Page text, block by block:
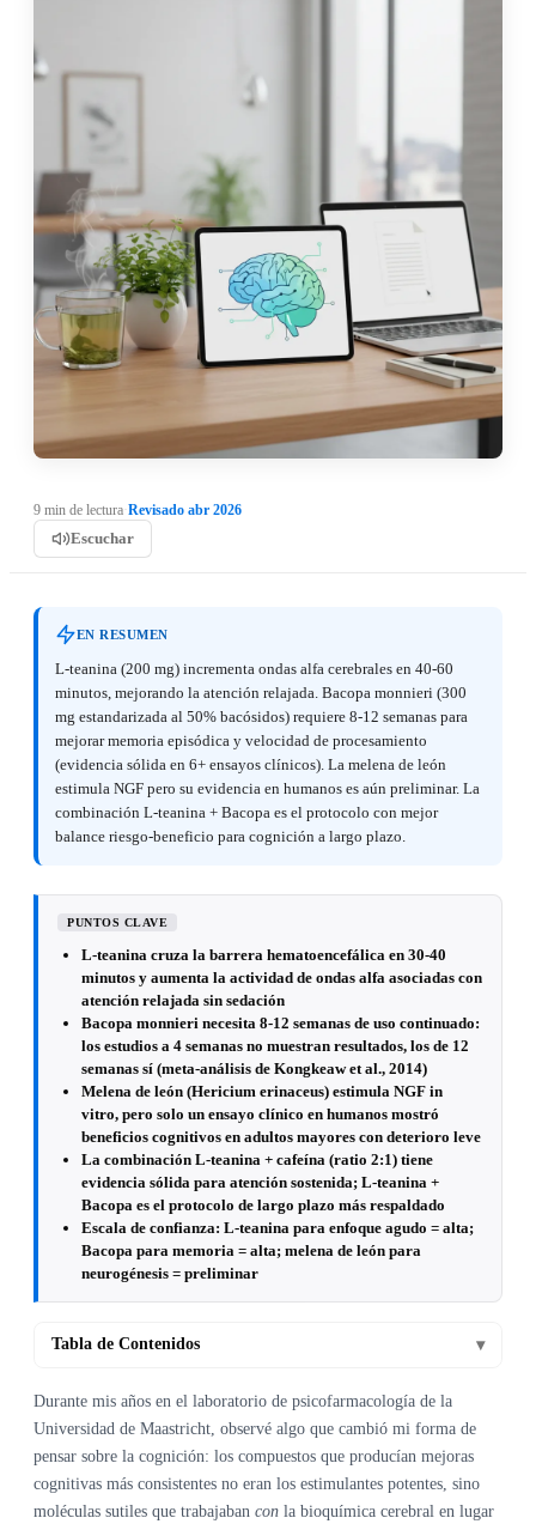
9 min de lectura Revisado abr 2026
Escuchar
EN RESUMEN
L-teanina (200 mg) incrementa ondas alfa cerebrales en 40-60
minutos, mejorando la atención relajada. Bacopa monnieri (300
mg estandarizada al 50% bacósidos) requiere 8-12 semanas para
mejorar memoria episódica y velocidad de procesamiento
(evidencia sólida en 6+ ensayos clínicos). La melena de león
estimula NGF pero su evidencia en humanos es aún preliminar. La
combinación L-teanina + Bacopa es el protocolo con mejor
balance riesgo-beneficio para cognición a largo plazo.
PUNTOS CLAVE
L-teanina cruza la barrera hematoencefálica en 30-40
minutos y aumenta la actividad de ondas alfa asociadas con
atención relajada sin sedación
Bacopa monnieri necesita 8-12 semanas de uso continuado:
los estudios a 4 semanas no muestran resultados, los de 12
semanas sí (meta-análisis de Kongkeaw et al., 2014)
Melena de león (Hericium erinaceus) estimula NGF in
vitro, pero solo un ensayo clínico en humanos mostró
beneficios cognitivos en adultos mayores con deterioro leve
La combinación L-teanina + cafeína (ratio 2:1) tiene
evidencia sólida para atención sostenida; L-teanina +
Bacopa es el protocolo de largo plazo más respaldado
Escala de confianza: L-teanina para enfoque agudo = alta;
Bacopa para memoria = alta; melena de león para
neurogénesis = preliminar
Tabla de Contenidos ▾
Durante mis años en el laboratorio de psicofarmacología de la
Universidad de Maastricht, observé algo que cambió mi forma de
pensar sobre la cognición: los compuestos que producían mejoras
cognitivas más consistentes no eran los estimulantes potentes, sino
moléculas sutiles que trabajaban con la bioquímica cerebral en lugar